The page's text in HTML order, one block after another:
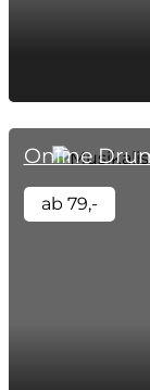
Online
ab 79,-